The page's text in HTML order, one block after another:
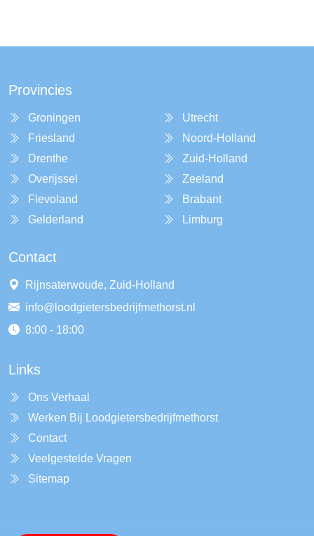
Provincies
Groningen
Friesland
Drenthe
Overijssel
Flevoland
Gelderland
Utrecht
Noord-Holland
Zuid-Holland
Zeeland
Brabant
Limburg
Contact
Rijnsaterwoude, Zuid-Holland
info@loodgietersbedrijfmethorst.nl
8:00 - 18:00
Links
Ons Verhaal
Werken Bij Loodgietersbedrijfmethorst
Contact
Veelgestelde Vragen
Sitemap